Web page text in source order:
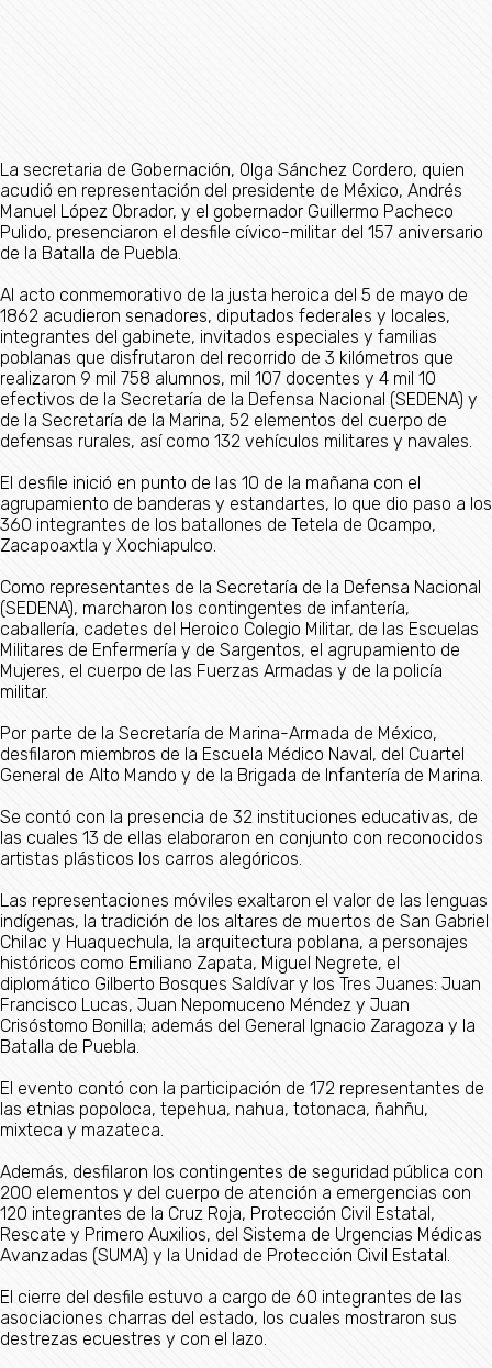
La secretaria de Gobernación, Olga Sánchez Cordero, quien
acudió en representación del presidente de México, Andrés
Manuel López Obrador, y el gobernador Guillermo Pacheco
Pulido, presenciaron el desfile cívico-militar del 157 aniversario
de la Batalla de Puebla.
Al acto conmemorativo de la justa heroica del 5 de mayo de
1862 acudieron senadores, diputados federales y locales,
integrantes del gabinete, invitados especiales y familias
poblanas que disfrutaron del recorrido de 3 kilómetros que
realizaron 9 mil 758 alumnos, mil 107 docentes y 4 mil 10
efectivos de la Secretaría de la Defensa Nacional (SEDENA) y
de la Secretaría de la Marina, 52 elementos del cuerpo de
defensas rurales, así como 132 vehículos militares y navales.
El desfile inició en punto de las 10 de la mañana con el
agrupamiento de banderas y estandartes, lo que dio paso a los
360 integrantes de los batallones de Tetela de Ocampo,
Zacapoaxtla y Xochiapulco.
Como representantes de la Secretaría de la Defensa Nacional
(SEDENA), marcharon los contingentes de infantería,
caballería, cadetes del Heroico Colegio Militar, de las Escuelas
Militares de Enfermería y de Sargentos, el agrupamiento de
Mujeres, el cuerpo de las Fuerzas Armadas y de la policía
militar.
Por parte de la Secretaría de Marina-Armada de México,
desfilaron miembros de la Escuela Médico Naval, del Cuartel
General de Alto Mando y de la Brigada de Infantería de Marina.
Se contó con la presencia de 32 instituciones educativas, de
las cuales 13 de ellas elaboraron en conjunto con reconocidos
artistas plásticos los carros alegóricos.
Las representaciones móviles exaltaron el valor de las lenguas
indígenas, la tradición de los altares de muertos de San Gabriel
Chilac y Huaquechula, la arquitectura poblana, a personajes
históricos como Emiliano Zapata, Miguel Negrete, el
diplomático Gilberto Bosques Saldívar y los Tres Juanes: Juan
Francisco Lucas, Juan Nepomuceno Méndez y Juan
Crisóstomo Bonilla; además del General Ignacio Zaragoza y la
Batalla de Puebla.
El evento contó con la participación de 172 representantes de
las etnias popoloca, tepehua, nahua, totonaca, ñahñu,
mixteca y mazateca.
Además, desfilaron los contingentes de seguridad pública con
200 elementos y del cuerpo de atención a emergencias con
120 integrantes de la Cruz Roja, Protección Civil Estatal,
Rescate y Primero Auxilios, del Sistema de Urgencias Médicas
Avanzadas (SUMA) y la Unidad de Protección Civil Estatal.
El cierre del desfile estuvo a cargo de 60 integrantes de las
asociaciones charras del estado, los cuales mostraron sus
destrezas ecuestres y con el lazo.